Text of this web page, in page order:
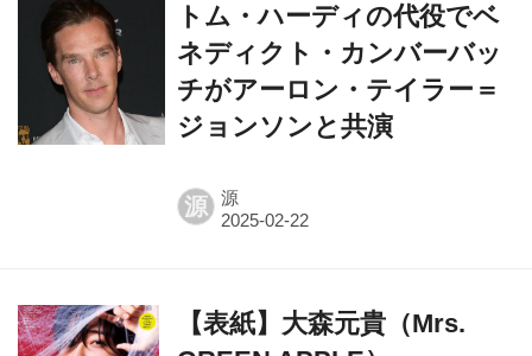
トム・ハーディの代役でベ
ネディクト・カンバーバッ
チがアーロン・テイラー＝
ジョンソンと共演
源 源
【表紙】大森元貴（Mrs.